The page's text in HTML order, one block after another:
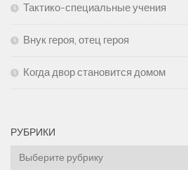
Тактико-специальные учения
Внук героя, отец героя
Когда двор становится домом
РУБРИКИ
Рубрики